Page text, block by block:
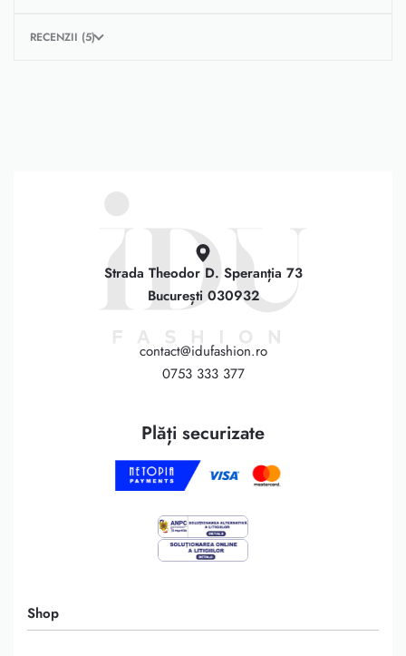
RECENZII (5)
Strada Theodor D. Speranția 73
București 030932
contact@idufashion.ro
0753 333 377
Shop
Plăți securizate